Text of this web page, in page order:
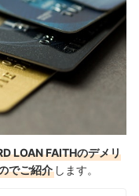
LOAN FAITHのデメリ
でご紹介 します。